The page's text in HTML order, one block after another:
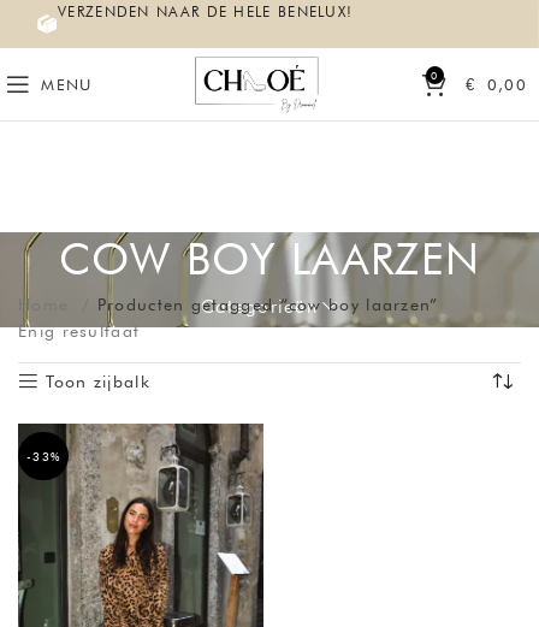
VERZENDEN NAAR DE HELE BENELUX!
MENU 0 € 0,00
COW BOY LAARZEN
Categorieën
Home
Producten getagged “cow boy laarzen”
Enig resultaat
Toon zijbalk
-33%